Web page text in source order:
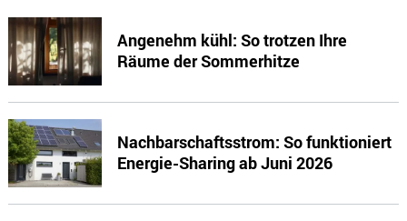
Angenehm kühl: So trotzen Ihre
Räume der Sommerhitze
Nachbarschaftsstrom: So funktioniert
Energie-Sharing ab Juni 2026